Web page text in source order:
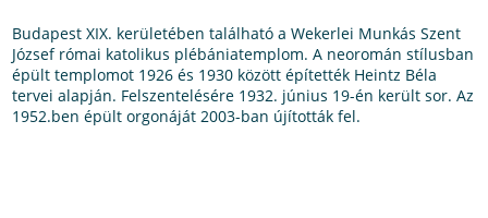
Budapest XIX. kerületében található a Wekerlei Munkás Szent
József római katolikus plébániatemplom. A neoromán stílusban
épült templomot 1926 és 1930 között építették Heintz Béla
tervei alapján. Felszentelésére 1932. június 19-én került sor. Az
1952.ben épült orgonáját 2003-ban újították fel.